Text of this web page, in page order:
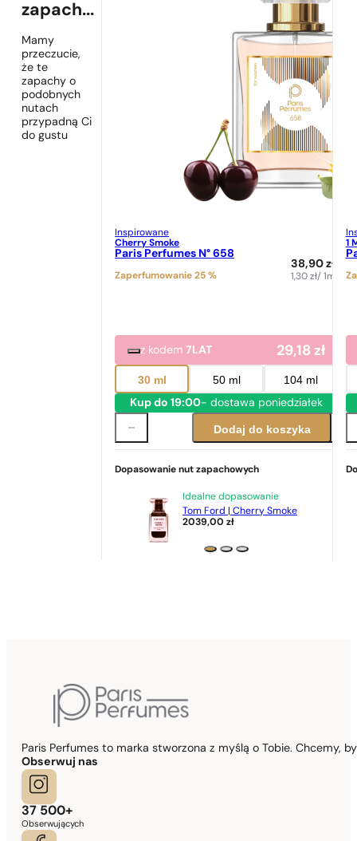
zapach...
Mamy
przeczucie,
że te
zapachy o
podobnych
nutach
przypadną Ci
do gustu
Inspirowane
Cherry Smoke
Paris Perfumes N° 658
Zaperfumowanie 25 %
38,90zł
1,30zł/ 1ml
z kodem7LAT 29,18zł
30 ml 50 ml 104 ml
Kup do 19:00- dostawa poniedziałek
Dodaj do koszyka
Dopasowanie nut zapachowych
Idealne dopasowanie
Tom Ford | Cherry Smoke
2039,00zł
1
Paris Perfumes to marka stworzona z myślą o Tobie. Chcemy,
Obserwuj nas
37 500+
Obserwujących